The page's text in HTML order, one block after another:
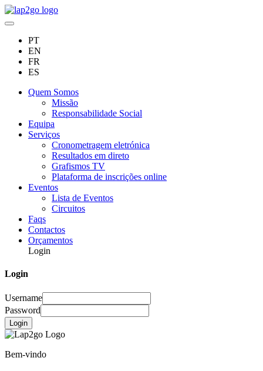
PT
EN
FR
ES
Quem Somos
Missão
Responsabilidade Social
Equipa
Serviços
Cronometragem eletrónica
Resultados em direto
Grafismos TV
Plataforma de inscrições online
Eventos
Lista de Eventos
Circuitos
Faqs
Contactos
Orçamentos
Login
Login
Username
Password
Login
Bem-vindo